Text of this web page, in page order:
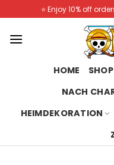
to
content
⭐️ Enjoy 10% off
HOME SHOP
NACH
HEIMDEKORATION